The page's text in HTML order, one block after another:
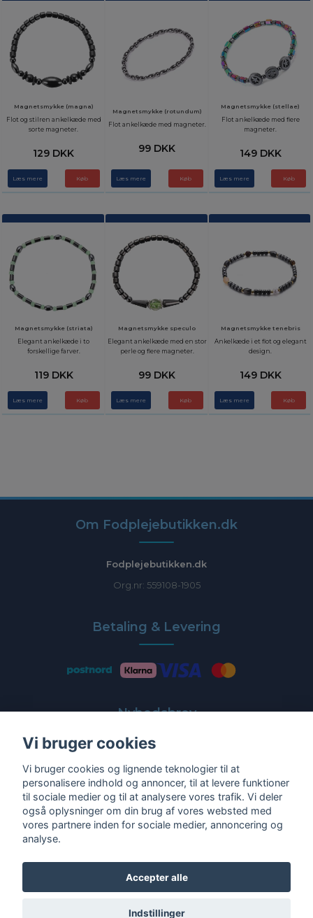
Magnetsmykke (magna)
Flot og stilren ankelkæde med
sorte magneter.
129 DKK
Læs mere
Magnetsmykke (rotundum)
Flot ankelkæde med magneter.
99 DKK
Læs mere
Magnetsmykke (stellae)
Flot ankelkæde med flere
magneter.
149 DKK
Læs mere
Magnetsmykke (striata)
Elegant ankelkæde i to
forskellige farver.
119 DKK
Læs mere
Magnetsmykke speculo
Elegant ankelkæde med en stor
perle og flere magneter.
99 DKK
Læs mere
Magnetsmykke tenebris
Ankelkæde i et flot og elegant
design.
149 DKK
Læs mere
Om Fodplejebutikken.dk
Fodplejebutikken.dk
Org.nr: 559108-1905
Betaling & Levering
Nyhedsbrev
Få de nyeste tilbud og nyheder direkte i din indbakke
E-post
Vi bruger cookies
Vi bruger cookies og lignende teknologier til at
personalisere indhold og annoncer, til at levere funktioner
til sociale medier og til at analysere vores trafik. Vi deler
også oplysninger om din brug af vores websted med
vores partnere inden for sociale medier, annoncering og
analyse.
Accepter alle
Indstillinger